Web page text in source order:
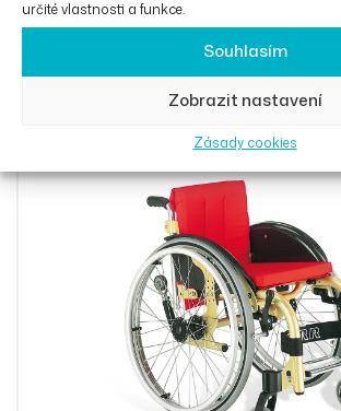
určité vlastnosti a funkce.
Souhlasím
Zobrazit nastavení
Zásady cookies
SAPHIRA lehký hliníkový vozík pro děti